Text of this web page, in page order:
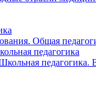
Общая
педагогика
педагогика.